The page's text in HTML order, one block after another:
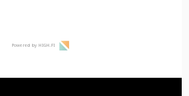
Powered by HIGH.FI